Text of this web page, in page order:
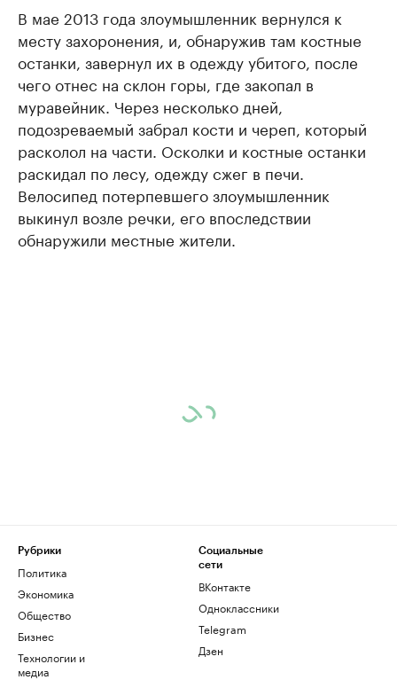
В мае 2013 года злоумышленник вернулся к
месту захоронения, и, обнаружив там костные
останки, завернул их в одежду убитого, после
чего отнес на склон горы, где закопал в
муравейник. Через несколько дней,
подозреваемый забрал кости и череп, который
расколол на части. Осколки и костные останки
раскидал по лесу, одежду сжег в печи.
Велосипед потерпевшего злоумышленник
выкинул возле речки, его впоследствии
обнаружили местные жители.
Рубрики
Политика
Экономика
Общество
Бизнес
Технологии и
медиа
Социальные
сети
ВКонтакте
Одноклассники
Telegram
Дзен